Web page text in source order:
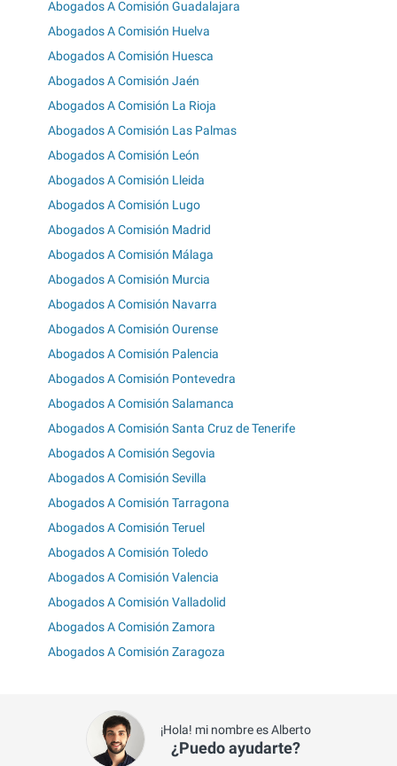
Abogados A Comisión Guadalajara
Abogados A Comisión Huelva
Abogados A Comisión Huesca
Abogados A Comisión Jaén
Abogados A Comisión La Rioja
Abogados A Comisión Las Palmas
Abogados A Comisión León
Abogados A Comisión Lleida
Abogados A Comisión Lugo
Abogados A Comisión Madrid
Abogados A Comisión Málaga
Abogados A Comisión Murcia
Abogados A Comisión Navarra
Abogados A Comisión Ourense
Abogados A Comisión Palencia
Abogados A Comisión Pontevedra
Abogados A Comisión Salamanca
Abogados A Comisión Santa Cruz de Tenerife
Abogados A Comisión Segovia
Abogados A Comisión Sevilla
Abogados A Comisión Tarragona
Abogados A Comisión Teruel
Abogados A Comisión Toledo
Abogados A Comisión Valencia
Abogados A Comisión Valladolid
Abogados A Comisión Zamora
Abogados A Comisión Zaragoza
¡Hola! mi nombre es Alberto
¿Puedo ayudarte?